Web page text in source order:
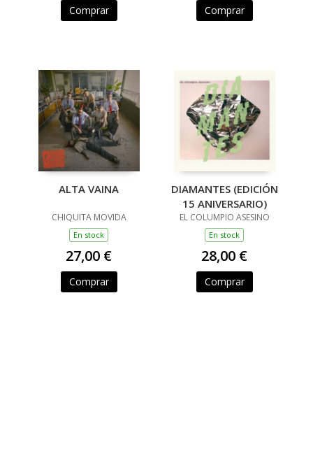
Comprar Comprar
ALTA VAINA
CHIQUITA MOVIDA
En stock
27,00 €
Comprar
DIAMANTES (EDICIÓN
15 ANIVERSARIO)
EL COLUMPIO ASESINO
En stock
28,00 €
Comprar